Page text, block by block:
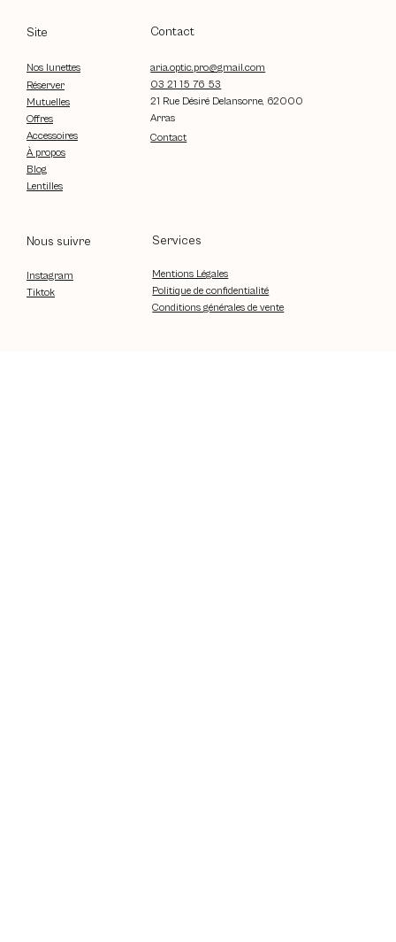
Site
Nos lunettes
Réserver
Mutuelles
Offres
Accessoires
À propos
Blog
Lentilles
Contact
Contact
aria.optic.pro@gmail.com
03 21 15 76 53
21 Rue Désiré Delansorne, 62000
Arras
Nous suivre
Instagram
Tiktok
Services
Mentions Légales
Politique de confidentialité
Conditions générales de vente